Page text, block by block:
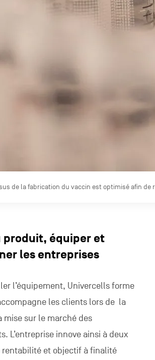
de la fabrication du vaccin est optimisé afin de
produit, équiper et
les entreprises
l’équipement, Univercells forme
les clients lors de la
mise sur le marché des
L’entreprise innove ainsi à deux
et objectif à finalité